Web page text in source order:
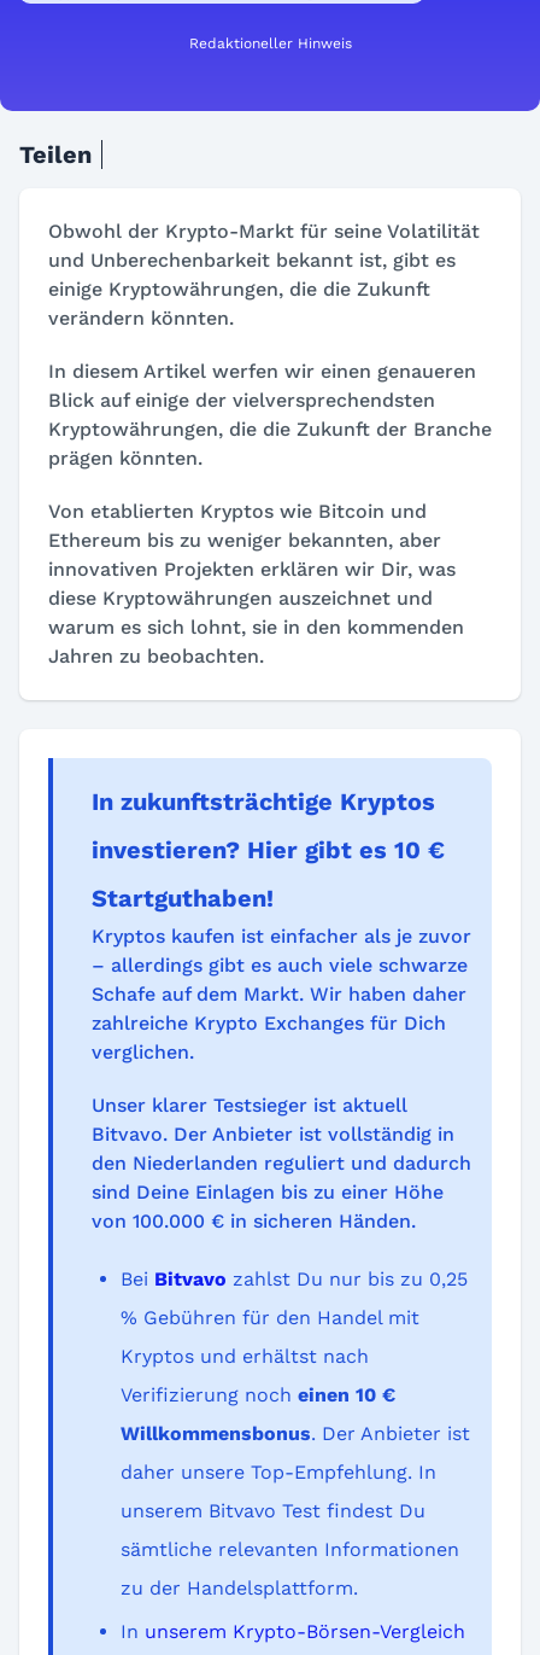
Redaktioneller Hinweis
Teilen
Obwohl der Krypto-Markt für seine Volatilität
und Unberechenbarkeit bekannt ist, gibt es
einige Kryptowährungen, die die Zukunft
verändern könnten.
In diesem Artikel werfen wir einen genaueren
Blick auf einige der vielversprechendsten
Kryptowährungen, die die Zukunft der Branche
prägen könnten.
Von etablierten Kryptos wie Bitcoin und
Ethereum bis zu weniger bekannten, aber
innovativen Projekten erklären wir Dir, was
diese Kryptowährungen auszeichnet und
warum es sich lohnt, sie in den kommenden
Jahren zu beobachten.
In zukunftsträchtige Kryptos
investieren? Hier gibt es 10 €
Startguthaben!
Kryptos kaufen ist einfacher als je zuvor
– allerdings gibt es auch viele schwarze
Schafe auf dem Markt. Wir haben daher
zahlreiche Krypto Exchanges für Dich
verglichen.
Unser klarer Testsieger ist aktuell
Bitvavo. Der Anbieter ist vollständig in
den Niederlanden reguliert und dadurch
sind Deine Einlagen bis zu einer Höhe
von 100.000 € in sicheren Händen.
Bei Bitvavo zahlst Du nur bis zu 0,25
% Gebühren für den Handel mit
Kryptos und erhältst nach
Verifizierung noch einen 10 €
Willkommensbonus. Der Anbieter ist
daher unsere Top-Empfehlung. In
unserem Bitvavo Test findest Du
sämtliche relevanten Informationen
zu der Handelsplattform.
In unserem Krypto-Börsen-Vergleich